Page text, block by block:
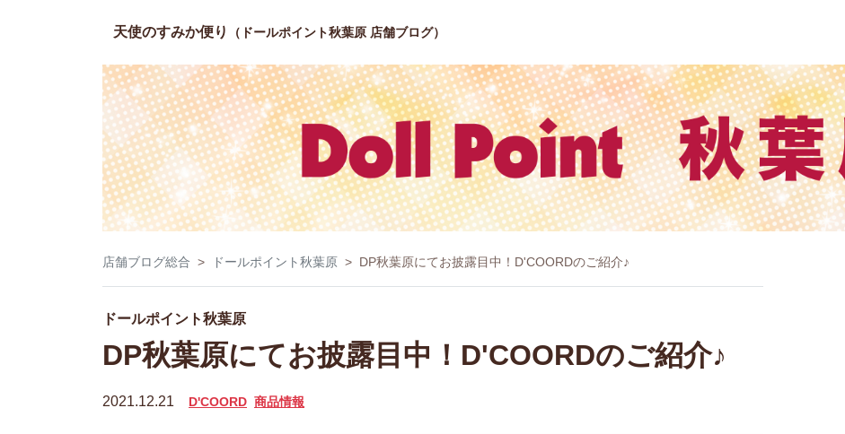
天使のすみか便り （ドールポイント秋葉原 店舗ブログ）
店舗ブログ総合 ドールポイント秋葉原 DP秋葉原にてお披露目中！D'COORDのご紹介♪
ドールポイント秋葉原
DP秋葉原にてお披露目中！D'COORDのご紹介♪
2021.12.21 D'COORD 商品情報